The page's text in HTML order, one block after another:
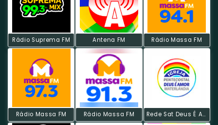
Rádio Suprema FM Antena FM Rádio Massa FM
Rádio Massa FM Rádio Massa FM Rede Sat Deus É AmoR